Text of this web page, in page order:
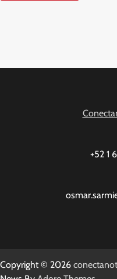
+52 1
Copyright © 2026